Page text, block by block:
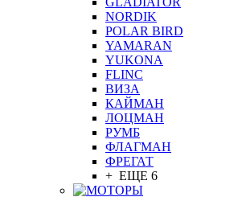
NORDIK
POLAR BIRD
YAMARAN
YUKONA
FLINC
ВИЗА
КАЙМАН
ЛОЦМАН
РУМБ
ФЛАГМАН
ФРЕГАТ
+ ЕЩЕ 6